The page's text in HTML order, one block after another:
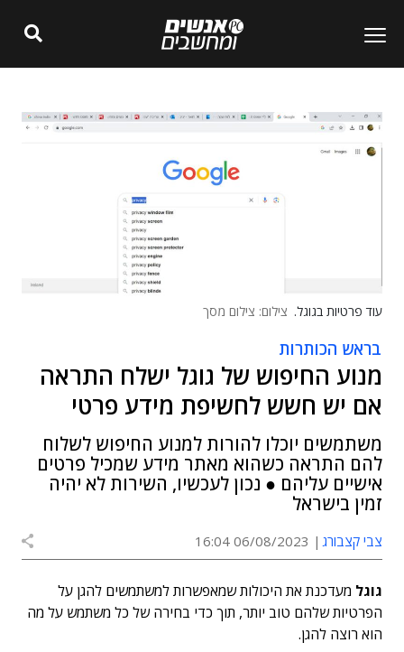
עוד פרטיות בגוגל. צילום: צילום מסך
בראש הכותרות
מנוע החיפוש של גוגל ישלח התראה
אם יש חשש לחשיפת מידע פרטי
משתמשים יוכלו להורות למנוע החיפוש לשלוח
להם התראה כשהוא מאתר מידע שמכיל פרטים
אישיים עליהם ● נכון לעכשיו, השירות לא יהיה
זמין בישראל
צבי קצבורג 06/08/2023 16:04
גוגל מעדכנת את היכולות שמאפשרות למשתמשים להגן על
הפרטיות שלהם טוב יותר, תוך כדי בחירה של כל משתמש על מה
הוא רוצה להגן.